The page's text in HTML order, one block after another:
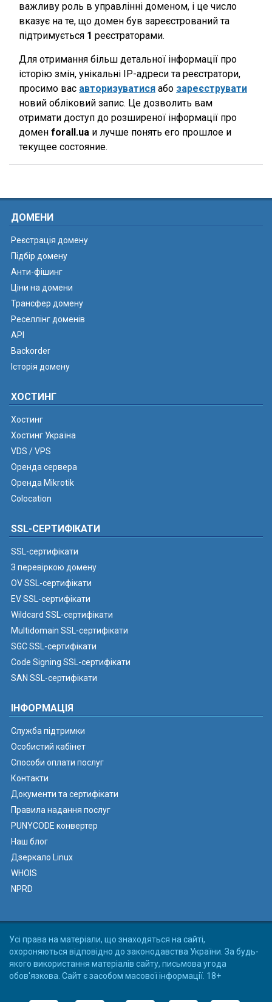
важливу роль в управлінні доменом, і це число
вказує на те, що домен був зареєстрований та
підтримується 1 реєстраторами.
Для отримання більш детальної інформації про
історію змін, унікальні IP-адреси та реєстратори,
просимо вас авторизуватися або зареєструвати
новий обліковий запис. Це дозволить вам
отримати доступ до розширеної інформації про
домен forall.ua и лучше понять его прошлое и
текущее состояние.
ДОМЕНИ
Реєстрація домену
Підбір домену
Анти-фішинг
Ціни на домени
Трансфер домену
Реселлінг доменів
API
Backorder
Історія домену
ХОСТИНГ
Хостинг
Хостинг Україна
VDS / VPS
Оренда сервера
Оренда Mikrotik
Colocation
SSL-СЕРТИФІКАТИ
SSL-сертифікати
З перевіркою домену
OV SSL-сертифікати
EV SSL-сертифікати
Wildcard SSL-сертифікати
Multidomain SSL-сертифікати
SGC SSL-сертифікати
Code Signing SSL-сертифікати
SAN SSL-сертифікати
ІНФОРМАЦІЯ
Служба підтримки
Особистий кабінет
Способи оплати послуг
Контакти
Документи та сертифікати
Правила надання послуг
PUNYCODE конвертер
Наш блог
Дзеркало Linux
WHOIS
NPRD
Усі права на матеріали, що знаходяться на сайті,
охороняються відповідно до законодавства України. За будь-
якого використання матеріалів сайту, письмова угода
обов'язкова. Сайт є засобом масової інформації. 18+